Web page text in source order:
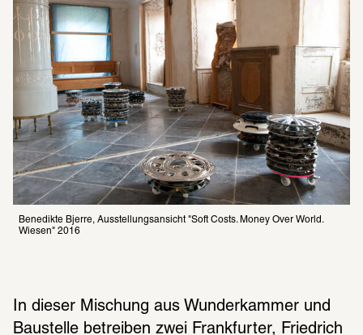
Benedikte Bjerre, Ausstellungsansicht "Soft Costs. Money Over World.
Wiesen" 2016
In dieser Mischung aus Wunderkammer und
Baustelle betreiben zwei Frankfurter, Friedrich